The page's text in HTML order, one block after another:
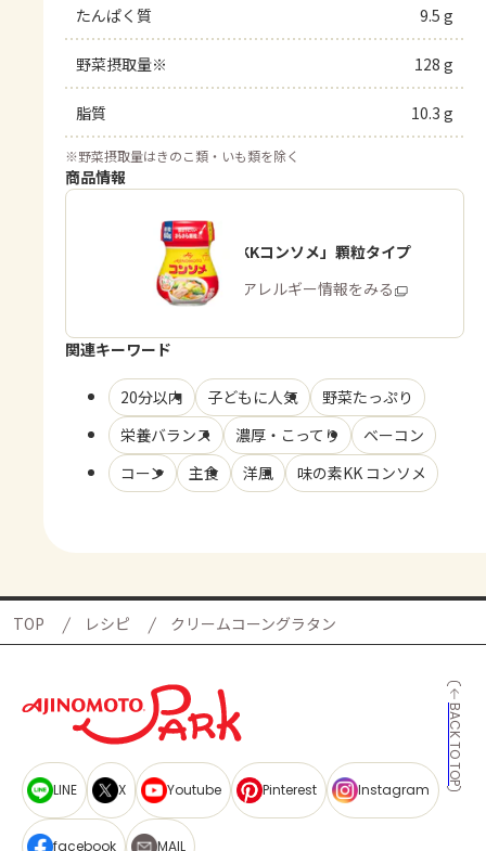
たんぱく質 9.5 g
野菜摂取量※ 128 g
脂質 10.3 g
※野菜摂取量はきのこ類・いも類を除く
商品情報
「味の素KKコンソメ」顆粒タイプ
商品・アレルギー情報をみる
関連キーワード
20分以内 子どもに人気
野菜たっぷり
栄養バランス
濃厚・こってり
ベーコン
コーン
主食 洋風 味の素KK コンソメ
TOP レシピ クリームコーングラタン
BACK TO TOP
LINE X Youtube Pinterest Instagram
facebook MAIL